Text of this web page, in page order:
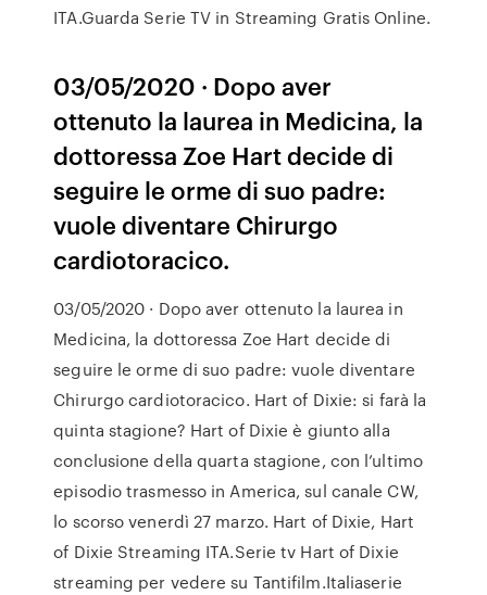
ITA.Guarda Serie TV in Streaming Gratis Online.
03/05/2020 · Dopo aver
ottenuto la laurea in Medicina, la
dottoressa Zoe Hart decide di
seguire le orme di suo padre:
vuole diventare Chirurgo
cardiotoracico.
03/05/2020 · Dopo aver ottenuto la laurea in
Medicina, la dottoressa Zoe Hart decide di
seguire le orme di suo padre: vuole diventare
Chirurgo cardiotoracico. Hart of Dixie: si farà la
quinta stagione? Hart of Dixie è giunto alla
conclusione della quarta stagione, con l’ultimo
episodio trasmesso in America, sul canale CW,
lo scorso venerdì 27 marzo. Hart of Dixie, Hart
of Dixie Streaming ITA.Serie tv Hart of Dixie
streaming per vedere su Tantifilm.Italiaserie